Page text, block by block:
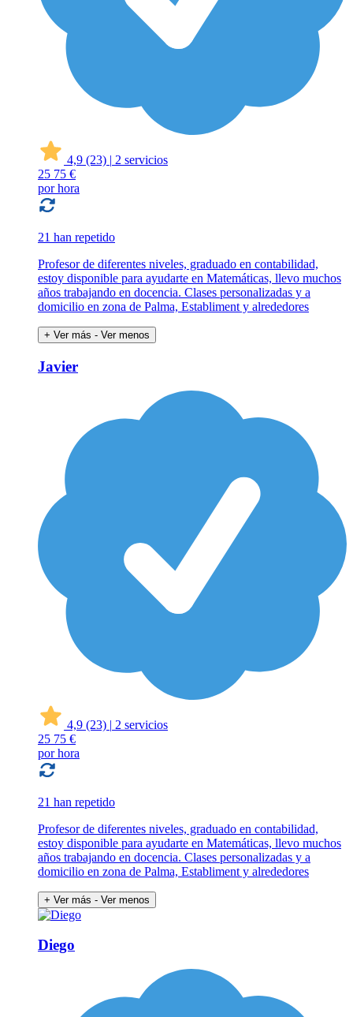
4,9 (23) | 2 servicios
25 75 €
por hora
21 han repetido
Profesor de diferentes niveles, graduado en contabilidad,
estoy disponible para ayudarte en Matemáticas, llevo muchos
años trabajando en docencia. Clases personalizadas y a
domicilio en zona de Palma, Establiment y alrededores
+ Ver más - Ver menos
Javier
4,9 (23) | 2 servicios
25 75 €
por hora
21 han repetido
Profesor de diferentes niveles, graduado en contabilidad,
estoy disponible para ayudarte en Matemáticas, llevo muchos
años trabajando en docencia. Clases personalizadas y a
domicilio en zona de Palma, Establiment y alrededores
+ Ver más - Ver menos
Diego